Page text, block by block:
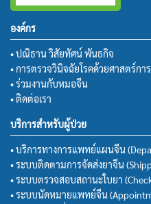
องค์กร
• ปณิธาน วิสัยทัศน์ พันธกิจ
• การตรวจวินิจฉัยโรคด้วยศาสตร์ก
• ร่วมงานกับหมอจีน
• ติดต่อเรา
บริการสำหรับผู้ป่วย
• บริการทางการแพทย์แผนจีน
• ระบบติดตามการจัดส่งยาจีน
• ระบบตรวจสอบสถานะใบยา
• ระบบนัดหมายแพทย์จีน